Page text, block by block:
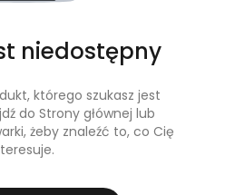
niedostępny
którego szukasz jest
do Strony głównej lub
żeby znaleźć to, co Cię